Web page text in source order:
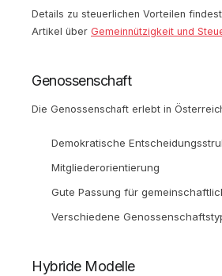
Details zu steuerlichen Vorteilen
Artikel über Gemeinnützigkeit und
Genossenschaft
Die Genossenschaft erlebt in
Demokratische
Mitgliederorientierung
Gute Passung für
Verschiedene
Hybride Modelle